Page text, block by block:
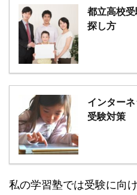
都立高校
探し方
インター
受験対策
私の学習塾では受験に向